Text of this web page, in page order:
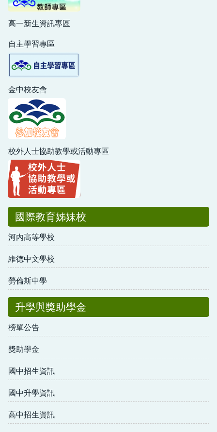
高一新生資訊專區
自主學習專區
金中校友會
校外人士協助教學或活動專區
國際教育姊妹校
河內高等學校
維德中文學校
勞倫斯中學
升學與獎助學金
榜單公告
獎助學金
國中招生資訊
國中升學資訊
高中招生資訊